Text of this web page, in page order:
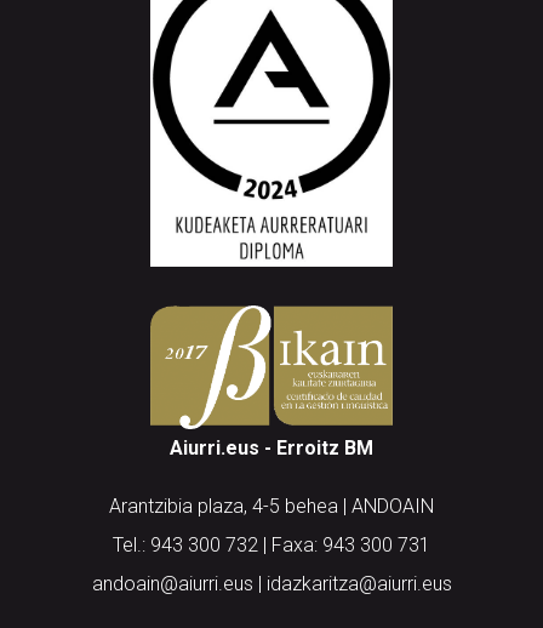
Aiurri.eus - Erroitz BM
Arantzibia plaza, 4-5 behea | ANDOAIN
Tel.: 943 300 732 | Faxa: 943 300 731
andoain@aiurri.eus | idazkaritza@aiurri.eus